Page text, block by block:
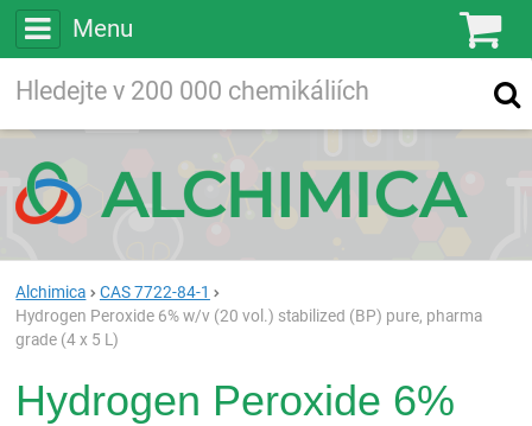
Menu
Vyhledávání
Alchimica
CAS 7722-84-1
Hydrogen Peroxide 6% w/v (20 vol.) stabilized (BP) pure, pharma
grade (4 x 5 L)
Hydrogen Peroxide 6%